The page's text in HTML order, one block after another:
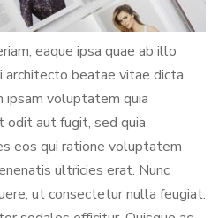
eaque ipsa quae ab illo
beatae vitae dicta
ipsam voluptatem quia
aut fugit, sed quia
eos qui ratione voluptatem
ultricies erat. Nunc
ut consectetur nulla feugiat.